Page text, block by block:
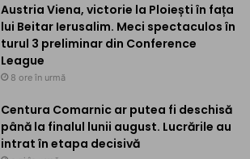
Austria Viena, victorie la Ploiești în fața
lui Beitar Ierusalim. Meci spectaculos în
turul 3 preliminar din Conference
League
8 ore în urmă
Centura Comarnic ar putea fi deschisă
până la finalul lunii august. Lucrările au
intrat în etapa decisivă